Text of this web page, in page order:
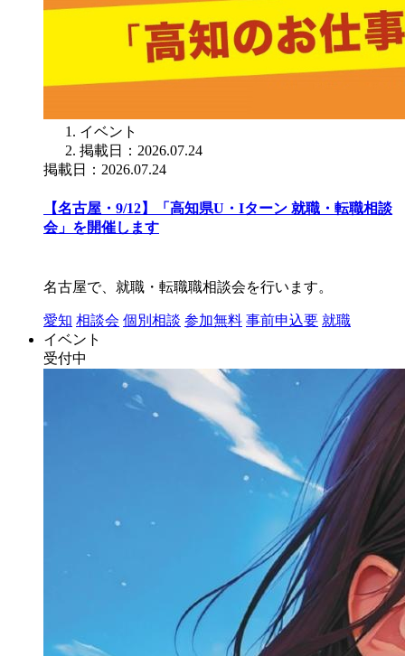
イベント
掲載日：2026.07.24
掲載日：2026.07.24
【名古屋・9/12】「高知県U・Iターン 就職・転職相談
会」を開催します
名古屋で、就職・転職職相談会を行います。
愛知 相談会 個別相談 参加無料 事前申込要 就職
イベント
受付中